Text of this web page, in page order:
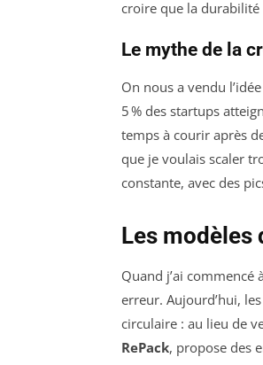
croire que la durabilité
Le mythe de la
On nous a vendu
5 % des startups
temps à courir après
que je voulais scaler
constante, avec des
Les modèles
Quand j’ai commencé
erreur. Aujourd’hui, les
circulaire : au lieu de
RePack, propose des